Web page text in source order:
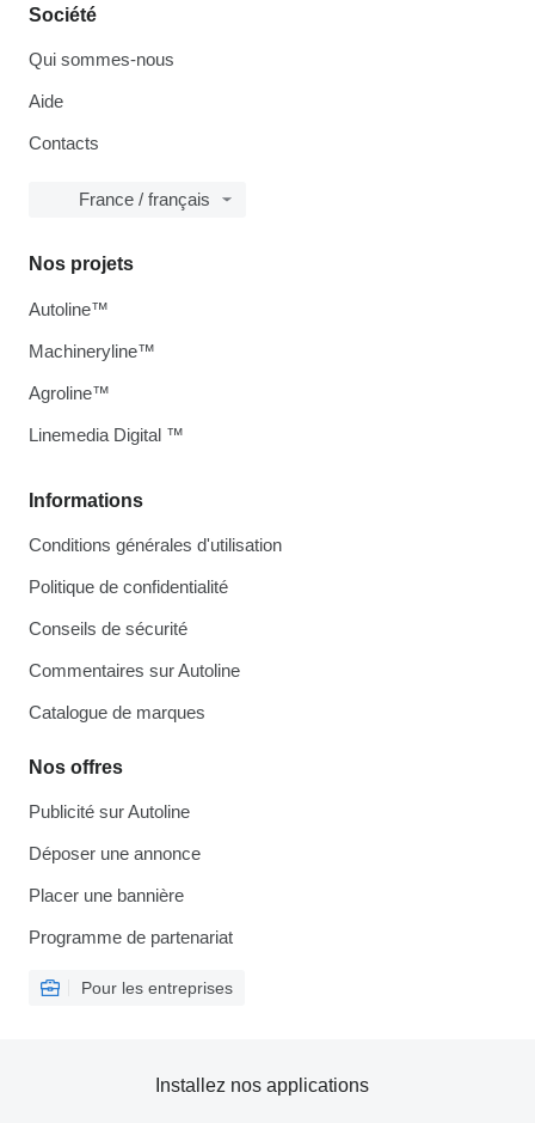
Société
Qui sommes-nous
Aide
Contacts
France / français
Informations
Conditions générales d'utilisation
Politique de confidentialité
Conseils de sécurité
Commentaires sur Autoline
Catalogue de marques
Nos offres
Publicité sur Autoline
Déposer une annonce
Placer une bannière
Programme de partenariat
Pour les entreprises
Nos projets
Autoline™
Machineryline™
Agroline™
Linemedia Digital ™
Installez nos applications